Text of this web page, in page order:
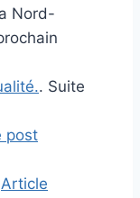
Nord-
. Suite
post
Article